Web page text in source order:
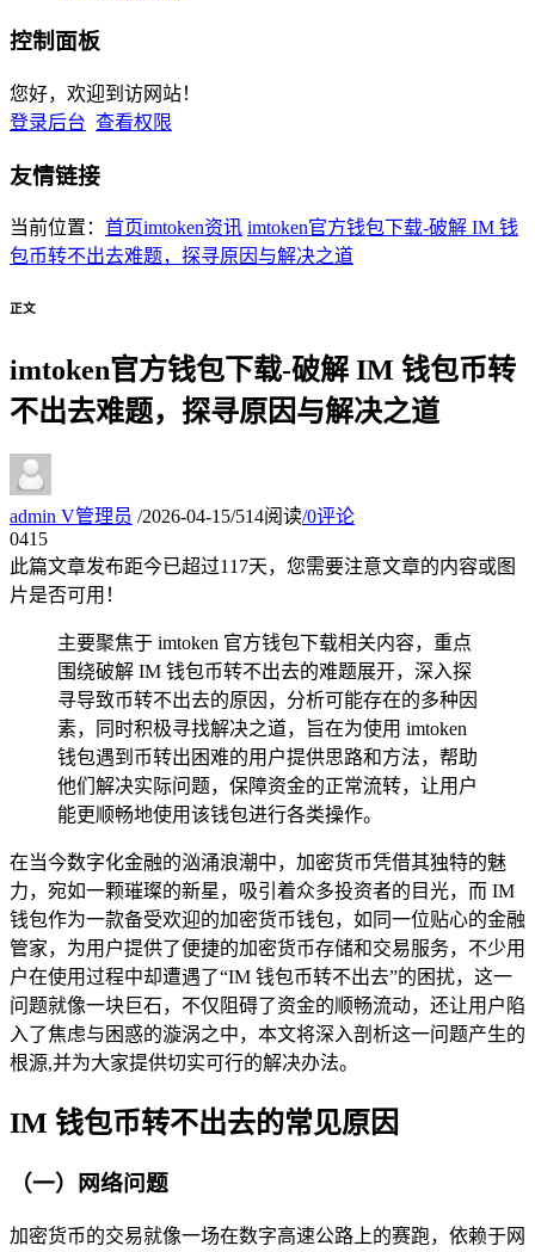
控制面板
您好，欢迎到访网站！
登录后台 查看权限
友情链接
当前位置： 首页imtoken资讯 imtoken官方钱包下载-破解 IM 钱
包币转不出去难题，探寻原因与解决之道
正文
imtoken官方钱包下载-破解 IM 钱包币转
不出去难题，探寻原因与解决之道
admin V管理员 /2026-04-15/514阅读/0评论
0415
此篇文章发布距今已超过117天，您需要注意文章的内容或图
片是否可用！
主要聚焦于 imtoken 官方钱包下载相关内容，重点
围绕破解 IM 钱包币转不出去的难题展开，深入探
寻导致币转不出去的原因，分析可能存在的多种因
素，同时积极寻找解决之道，旨在为使用 imtoken
钱包遇到币转出困难的用户提供思路和方法，帮助
他们解决实际问题，保障资金的正常流转，让用户
能更顺畅地使用该钱包进行各类操作。
在当今数字化金融的汹涌浪潮中，加密货币凭借其独特的魅
力，宛如一颗璀璨的新星，吸引着众多投资者的目光，而 IM
钱包作为一款备受欢迎的加密货币钱包，如同一位贴心的金融
管家，为用户提供了便捷的加密货币存储和交易服务，不少用
户在使用过程中却遭遇了“IM 钱包币转不出去”的困扰，这一
问题就像一块巨石，不仅阻碍了资金的顺畅流动，还让用户陷
入了焦虑与困惑的漩涡之中，本文将深入剖析这一问题产生的
根源,并为大家提供切实可行的解决办法。
IM 钱包币转不出去的常见原因
（一）网络问题
加密货币的交易就像一场在数字高速公路上的赛跑，依赖于网